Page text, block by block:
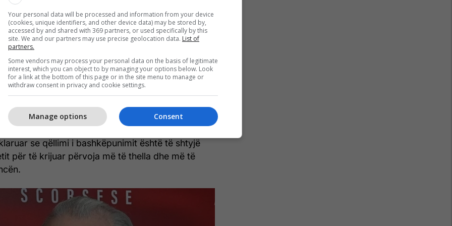
injoron kontributin e shumë profesionistëve
gjenerues të inteligjencës artificiale nga
kontributet e drejtorëve artistikë, dizajnerëve
dizajnerëve të prodhimit, skenografisë,
dhe profesionistëve të tjerë të talentuar
Directors Guild Local 800", thuhej në deklaratë.
prezantoi Scorsese-n si këshilltarin e saj të ri më 2
se qëllimi i bashkëpunimit është të shtyjë
për të krijuar përvoja më të thella dhe më të
Your personal data will be processed and information from your device
(cookies, unique identifiers, and other device data) may be stored by,
accessed by and shared with 369 partners, or used specifically by this
site. We and our partners may use precise geolocation data. List of
partners.
Some vendors may process your personal data on the basis of legitimate
interest, which you can object to by managing your options below. Look
for a link at the bottom of this page or in the site menu to manage or
withdraw consent in privacy and cookie settings.
Consent
Manage options